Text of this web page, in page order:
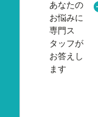
あなたの
お悩みに
専門ス
タッフが
お答えし
ます